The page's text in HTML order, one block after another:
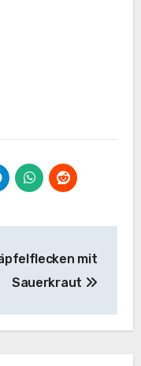
mit
Sauerkraut